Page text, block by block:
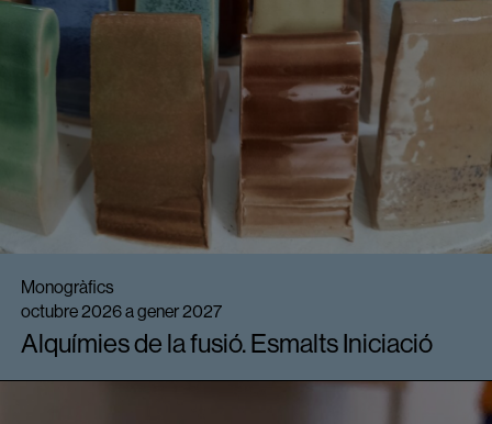
Monogràfics
octubre 2026 a gener 2027
Alquímies de la fusió. Esmalts Iniciació